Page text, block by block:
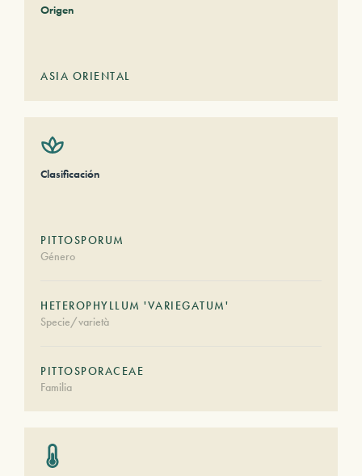
Origen
ASIA ORIENTAL
Clasificación
PITTOSPORUM
Género
HETEROPHYLLUM 'VARIEGATUM'
Specie/varietà
PITTOSPORACEAE
Familia